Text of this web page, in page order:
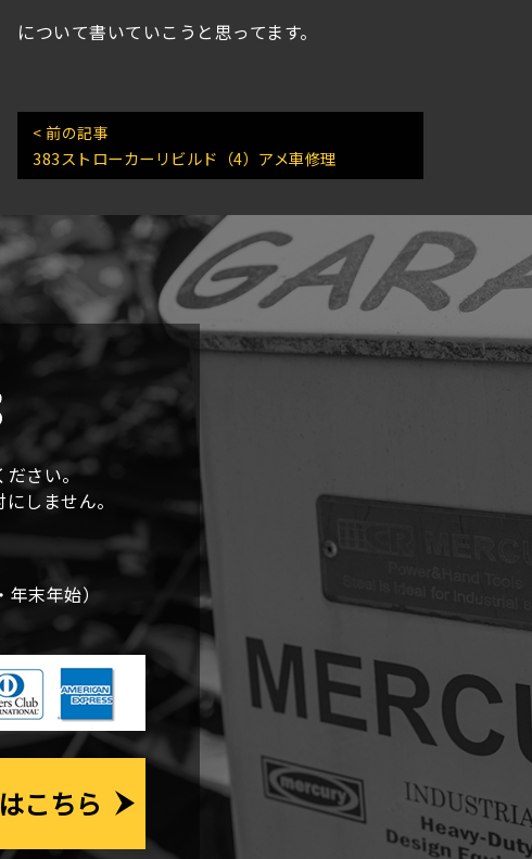
について書いていこうと思ってます。
< 前の記事
383ストローカーリビルド（4）アメ車修理
さい。
しません。
末年始）
こちら